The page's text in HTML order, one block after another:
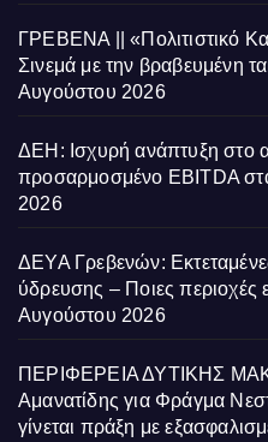
ΓΡΕΒΕΝΑ || «Πολιτιστικό
Σινεμά με την βραβευμένη
Αυγούστου 2026
ΔΕΗ: Ισχυρή ανάπτυξη στο
προσαρμοσμένο EBITDA
2026
ΔΕΥΑ Γρεβενών:
ύδρευσης – Ποιες περιοχές
Αυγούστου 2026
ΠΕΡΙΦΕΡΕΙΑ ΔΥΤΙΚΗΣ
Αμανατίδης για Φράγμα
γίνεται πράξη με